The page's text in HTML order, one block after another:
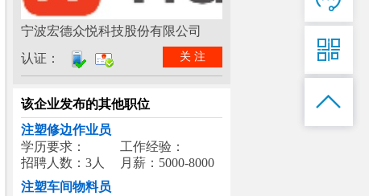
宁波宏德众悦科技股份有限公司
认证：
关 注
该企业发布的其他职位
注塑修边作业员
学历要求：
工作经验：
招聘人数：3人
月薪：5000-8000
注塑车间物料员

